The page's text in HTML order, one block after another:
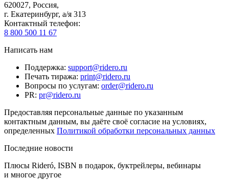
620027, Россия,
г. Екатеринбург, а/я 313
Контактный телефон:
8 800 500 11 67
Написать нам
Поддержка: support@ridero.ru
Печать тиража: print@ridero.ru
Вопросы по услугам: order@ridero.ru
PR: pr@ridero.ru
Предоставляя персональные данные по указанным
контактным данным, вы даёте своё согласие на условиях,
определенных Политикой обработки персональных данных
Последние новости
Плюсы Rideró, ISBN в подарок, буктрейлеры, вебинары
и многое другое